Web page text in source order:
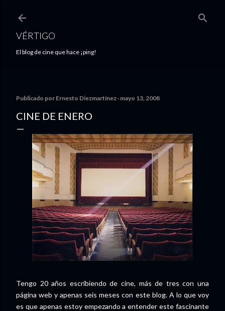
VÉRTIGO
El blog de cine que hace ¡ping!
Publicado por Ernesto Diezmartínez mayo 13, 2008
CINE DE ENERO
Tengo 20 años escribiendo de cine, más de tres con una
página web y apenas seis meses con este blog. A lo que voy
es que apenas estoy empezando a entender este fascinante